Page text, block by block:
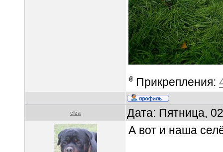
Прикрепления:
elza Дата: Пятница,
А вот и наша